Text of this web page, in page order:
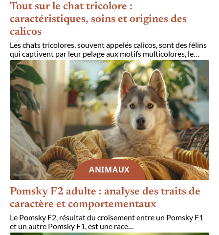
Tout sur le chat tricolore :
caractéristiques, soins et origines des
calicos
Les chats tricolores, souvent appelés calicos, sont des félins
qui captivent par leur pelage aux motifs multicolores, le…
ANIMAUX
Pomsky F2 adulte : analyse des traits de
caractère et comportementaux
Le Pomsky F2, résultat du croisement entre un Pomsky F1
et un autre Pomsky F1, est une race